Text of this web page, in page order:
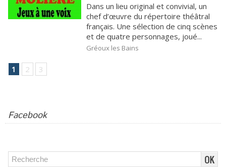
Dans un lieu original et convivial, un
chef d’œuvre du répertoire théâtral
français. Une sélection de cinq scènes
et de quatre personnages, joué...
Gréoux les Bains
1 2 3
Facebook